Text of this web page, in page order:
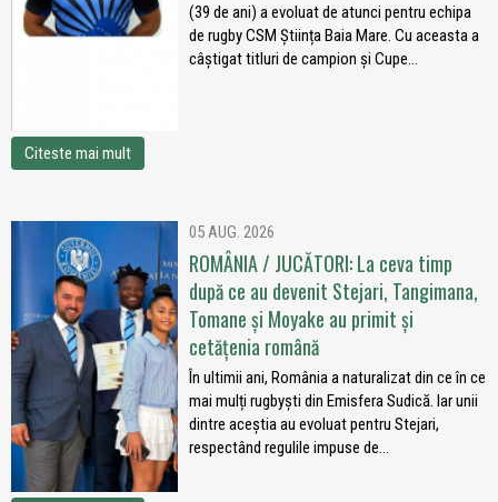
(39 de ani) a evoluat de atunci pentru echipa
de rugby CSM Știința Baia Mare. Cu aceasta a
câștigat titluri de campion și Cupe...
Citeste mai mult
05 AUG. 2026
ROMÂNIA / JUCĂTORI: La ceva timp
după ce au devenit Stejari, Tangimana,
Tomane și Moyake au primit și
cetățenia română
În ultimii ani, România a naturalizat din ce în ce
mai mulți rugbyști din Emisfera Sudică. Iar unii
dintre aceștia au evoluat pentru Stejari,
respectând regulile impuse de...